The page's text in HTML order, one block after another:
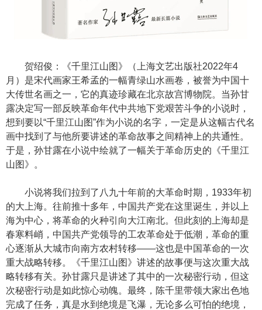
贺绍俊：《千里江山图》（上海文艺出版社2022年4
月）是宋代画家王希孟的一幅青绿山水画卷，被誉为中国十
大传世名画之一，它的真迹珍藏在北京故宫博物院。当孙甘
露决定写一部反映革命年代中共地下党艰苦斗争的小说时，
想到要以“千里江山图”作为小说的名字，一定是从这幅古代名
画中找到了与他所要讲述的革命故事之间精神上的共通性。
于是，孙甘露在小说中绘就了一幅关于革命历史的《千里江
山图》。
小说将我们拉到了八九十年前的大革命时期，1933年初
的大上海。往前推十多年，中国共产党在这里诞生，并以上
海为中心，将革命的火种引向大江南北。但此刻的上海却是
春寒料峭，中国共产党领导的工农革命处于低潮，革命的重
心逐渐从大城市向南方农村转移——这也是中国革命的一次
重大战略转移。《千里江山图》讲述的故事便与这次重大战
略转移有关。孙甘露只是讲述了其中的一次秘密行动，但这
次秘密行动是如此惊心动魄。最终，陈千里带领大家出色地
完成了任务，真是水到绝境是飞瀑，无论多么可怕的绝境，